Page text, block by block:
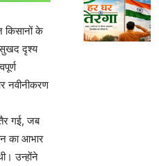
किसानों के
सुखद दृश्य
नवीनीकरण
गई, जब
का आभार
उन्होंने